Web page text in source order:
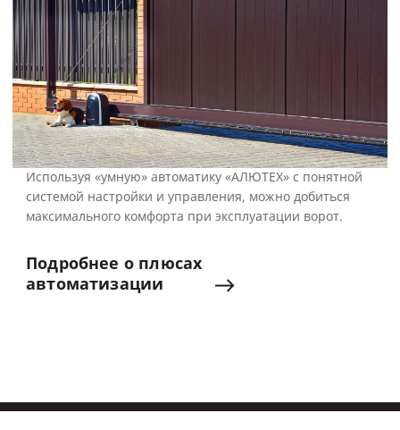
Используя «умную» автоматику «АЛЮТЕХ» с понятной
системой настройки и управления, можно добиться
максимального комфорта при эксплуатации ворот.
Подробнее о плюсах
автоматизации